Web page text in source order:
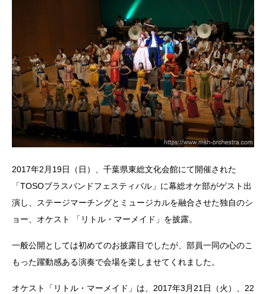
2017年2月19日（日）、千葉県東総文化会館にて開催された
「TOSOブラスバンドフェスティバル」に幕総オケ部がゲスト出
演し、ステージマーチングとミュージカルを融合させた独自のシ
ョー、オケスト 「リトル・マーメイド」を披露。
一般公開としては初めてのお披露目でしたが、部員一同の心のこ
もった躍動感ある演奏で会場を楽しませてくれました。
オケスト「リトル・マーメイド」は、2017年3月21日（火）、22